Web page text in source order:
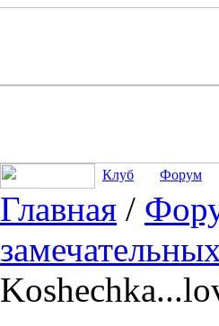
Клуб Форум
Главная /